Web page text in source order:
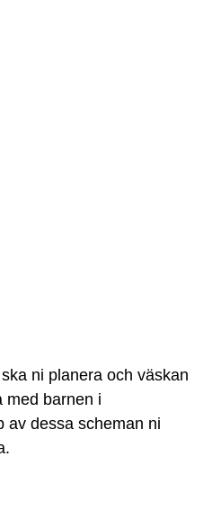
ni planera och väskan
med barnen i
av dessa scheman ni